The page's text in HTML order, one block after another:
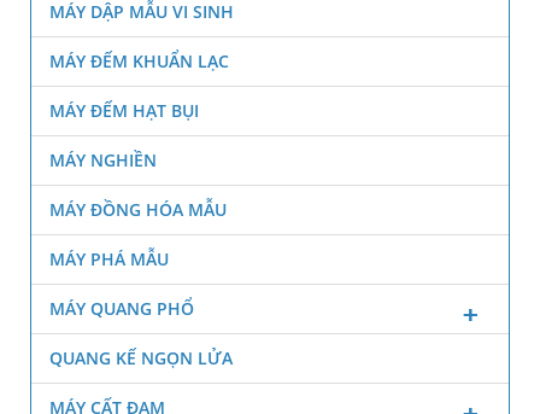
MÁY DẬP MẪU VI SINH
MÁY ĐẾM KHUẨN LẠC
MÁY ĐẾM HẠT BỤI
MÁY NGHIỀN
MÁY ĐỒNG HÓA MẪU
MÁY PHÁ MẪU
MÁY QUANG PHỔ
QUANG KẾ NGỌN LỬA
MÁY CẤT ĐẠM